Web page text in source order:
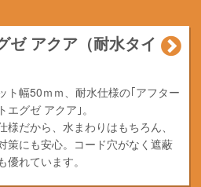
ゼ アクア（耐水タイ
ト幅50ｍｍ、耐水仕様の｢アフター
エグゼ アクア｣。
様だから、水まわりはもちろん、
策にも安心。コード穴がなく遮蔽
優れています。